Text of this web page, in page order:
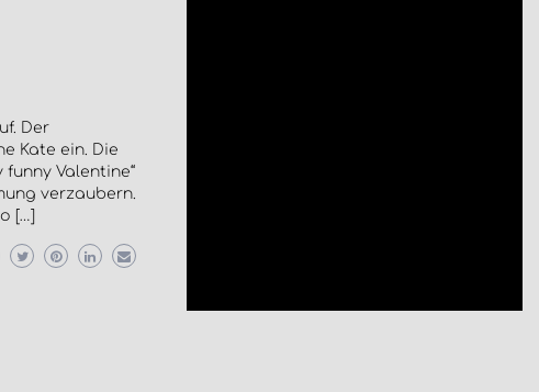
Der
Kate ein. Die
Valentine“
verzaubern.
[…]